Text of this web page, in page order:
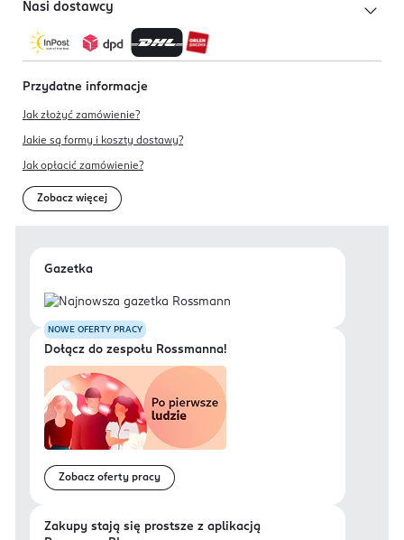
Nasi dostawcy
Przydatne informacje
Jak złożyć zamówienie?
Jakie są formy i koszty dostawy?
Jak opłacić zamówienie?
Zobacz więcej
Gazetka
NOWE OFERTY PRACY
Dołącz do zespołu Rossmanna!
Zobacz oferty pracy
Zakupy stają się prostsze z aplikacją